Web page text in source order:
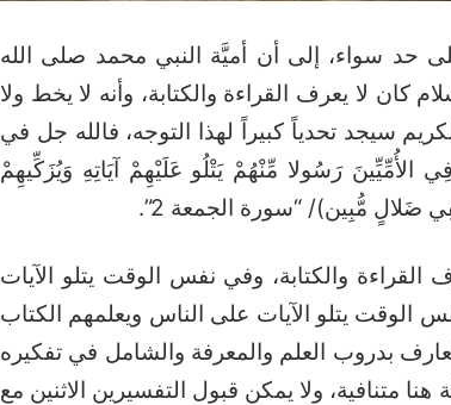
حد سواء، إلى أن أميَّة النبي محمد صلى الله
كان لا يعرف القراءة والكتابة، وأنه لا يخط ولا
سيجد تحدياً كبيراً لهذا التوجه، فالله جل في
رَسُولا مِّنْهُمْ يَتْلُو عَلَيْهِمْ آيَاتِهِ وَيُزَكِّيهِمْ
ضَلالٍ مُّبِين)/ “سورة الجمعة 2”.
والكتابة، وفي نفس الوقت يتلو الآيات
الوقت يتلو الآيات على الناس ويعلمهم الكتاب
بدروب العلم والمعرفة والشامل في تفكيره
متنافية، ولا يمكن قبول التفسيرين الاثنين مع